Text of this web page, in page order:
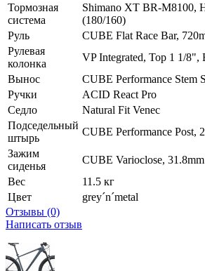
Тормозная
система
Shimano XT BR-M8100,
(180/160)
Руль
CUBE Flat Race Bar,
Рулевая
колонка
VP Integrated, Top 1 1/8",
Вынос
CUBE Performance Stem
Ручки
ACID React Pro
Седло
Natural Fit Venec
Подседельный
штырь
CUBE Performance Post,
Зажим
сиденья
CUBE Varioclose, 31.8mm
Вес
11.5 кг
Цвет
grey´n´metal
Отзывы (0)
Написать отзыв